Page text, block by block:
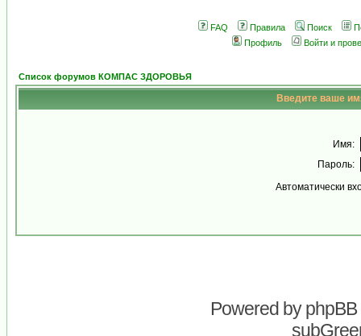
FAQ Правила Поиск
Профиль
Войти и
Список форумов КОМПАС ЗДОРОВЬЯ
Введите ваше
Имя:
Пароль:
Автоматически
Powered byphpBB